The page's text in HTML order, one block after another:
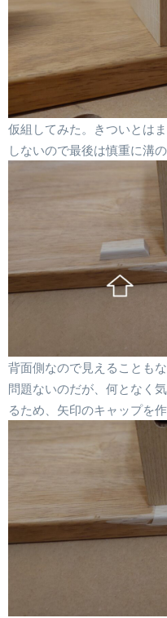
仮組してみた。きついとは
しないので最後は慎重に溝
背面側なので見えることも
問題ないのだが、何となく
るため、矢印のキャップを作